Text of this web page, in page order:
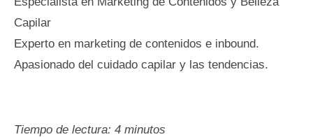
Capilar
Experto en marketing de contenidos e inbound.
Apasionado del cuidado capilar y las tendencias.
Tiempo de lectura: 4 minutos